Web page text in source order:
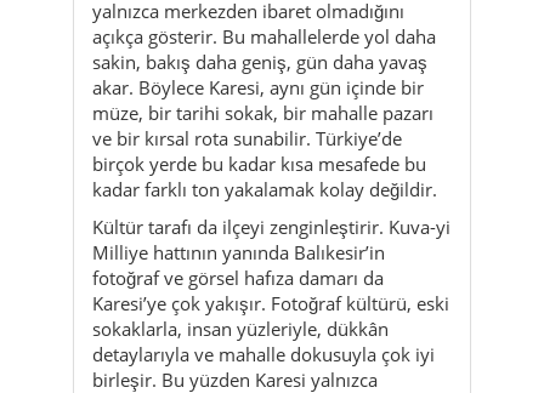
ve bir kırsal rota sunabilir. Türkiye’de
birçok yerde bu kadar kısa mesafede bu
kadar farklı ton yakalamak kolay değildir.
Kültür tarafı da ilçeyi zenginleştirir. Kuva-yi
Milliye hattının yanında Balıkesir’in
fotoğraf ve görsel hafıza damarı da
Karesi’ye çok yakışır. Fotoğraf kültürü, eski
sokaklarla, insan yüzleriyle, dükkân
detaylarıyla ve mahalle dokusuyla çok iyi
birleşir. Bu yüzden Karesi yalnızca
görülecek değil, aynı zamanda kadraja
alınacak bir yerdir. Burada büyük manzara
aramaya gerek yoktur; bazen en güçlü
fotoğraf, bir pencere, bir kaldırım, bir çay
bardağı, bir kapı veya akşamüstü ışığıdır.